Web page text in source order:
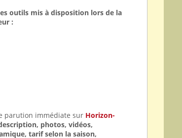
outils mis à disposition lors de la
:
parution immédiate sur Horizon-
photos, vidéos,
tarif selon la saison,